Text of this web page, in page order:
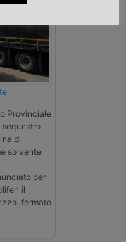
Provinciale
di
solvente
per
il
fermato